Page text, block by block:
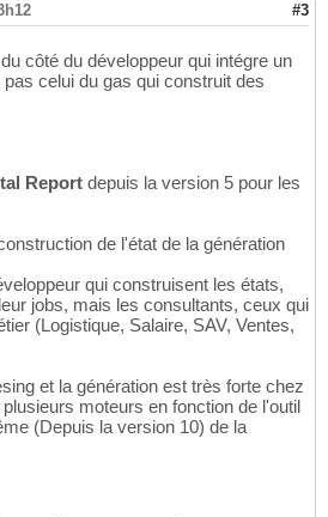
#3
côté du développeur qui intégre un
celui du gas qui construit des
Report depuis la version 5 pour les
de l'état de la génération
qui construisent les états,
jobs, mais les consultants, ceux qui
(Logistique, Salaire, SAV, Ventes,
et la génération est très forte chez
moteurs en fonction de l'outil
(Depuis la version 10) de la